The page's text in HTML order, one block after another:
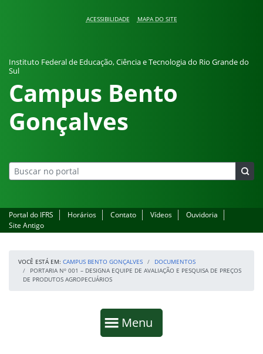
ACESSIBILIDADE MAPA DO SITE
Instituto Federal de Educação, Ciência e Tecnologia do Rio Grande do
Sul
Campus Bento
Gonçalves
Portal do IFRS Horários Contato Vídeos
Ouvidoria
Site Antigo
VOCÊ ESTÁ EM: CAMPUS BENTO GONÇALVES
DOCUMENTOS
PORTARIA Nº 001 – DESIGNA EQUIPE DE AVALIAÇÃO E PESQUISA DE PREÇOS
DE PRODUTOS AGROPECUÁRIOS
Mostrar
Menu